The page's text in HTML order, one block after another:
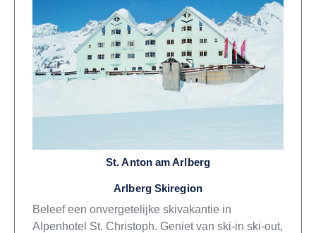
St. Anton am Arlberg
Arlberg Skiregion
Beleef een onvergetelijke skivakantie in
Alpenhotel St. Christoph. Geniet van ski-in ski-out,